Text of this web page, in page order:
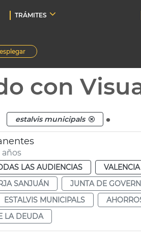
TRÁMITES
con
estalvis municipals .
LAS AUDIENCIAS VALENCIA
SANJUÁN JUNTA DE GOVERN
ESTALVIS MUNICIPALS
LA DEUDA